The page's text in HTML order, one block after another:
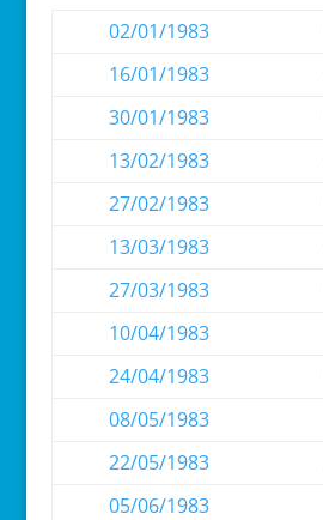
02/01/1983
16/01/1983
30/01/1983
13/02/1983
27/02/1983
13/03/1983
27/03/1983
10/04/1983
24/04/1983
08/05/1983
22/05/1983
05/06/1983